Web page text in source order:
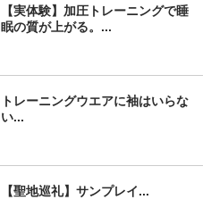
【実体験】加圧トレーニングで睡
眠の質が上がる。...
トレーニングウエアに袖はいらな
い...
【聖地巡礼】サンプレイ...